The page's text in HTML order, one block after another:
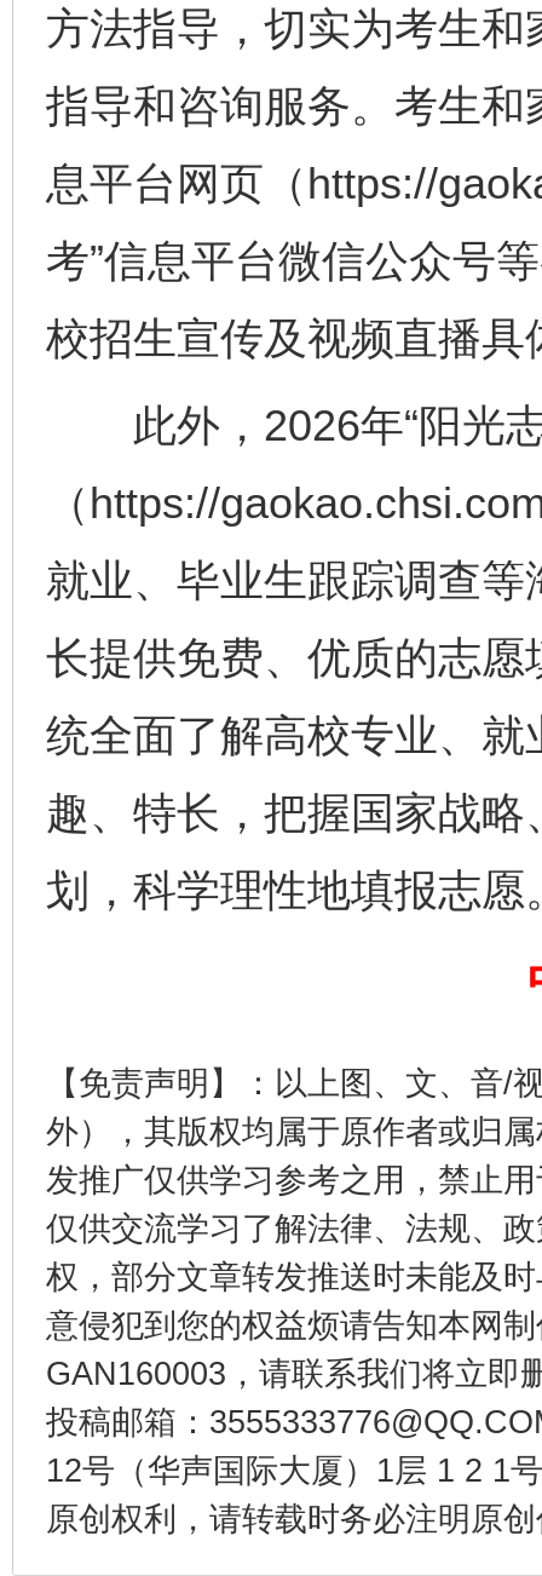
方法指导，切实为考生
指导和咨询服务。考生和
息平台网页（https://
考”信息平台微信公众号
校招生宣传及视频直播具
此外，2026年“阳光志
（https://
就业、毕业生跟踪调查
长提供免费、优质的志
统全面了解高校专业、
趣、特长，把握国家战
划，科学理性地填报志愿
【免责声明】：以上图、文、音/
外），其版权均属于原作者或归
发推广仅供学习参考之用，禁止
仅供交流学习了解法律、法规、
权，部分文章转发推送时未能及
意侵犯到您的权益烦请告知本网
GAN160003，请联系我们将立即
投稿邮箱：
12号（华声国际大厦）1层 1 2 1
原创权利，请转载时务必注明原
完善运行机制助力责任有效落实 一纸欠
东山县通报“牛蛙产品抗生素超标问题” 法
千年窑火 生生不息